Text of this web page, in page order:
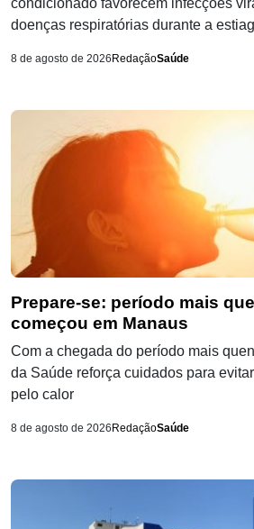
condicionado favorecem infecções
doenças respiratórias durante a
8 de agosto de 2026 RedaçãoSaúde
Prepare-se: período mais
começou em Manaus
Com a chegada do período mais
da Saúde reforça cuidados para
pelo calor
8 de agosto de 2026 RedaçãoSaúde